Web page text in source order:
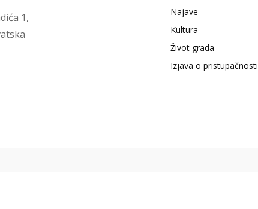
1,
Najave
Kultura
Život grada
Izjava o pristupačnosti